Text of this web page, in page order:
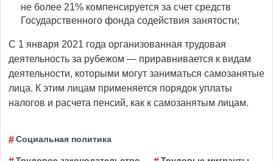
не более 21% компенсируется за счет средств
Государственного фонда содействия занятости;
С 1 января 2021 года организованная трудовая
деятельность за рубежом — приравнивается к видам
деятельности, которыми могут заниматься самозанятые
лица. К этим лицам применяется порядок уплаты
налогов и расчета пенсий, как к самозанятым лицам.
Социальная политика